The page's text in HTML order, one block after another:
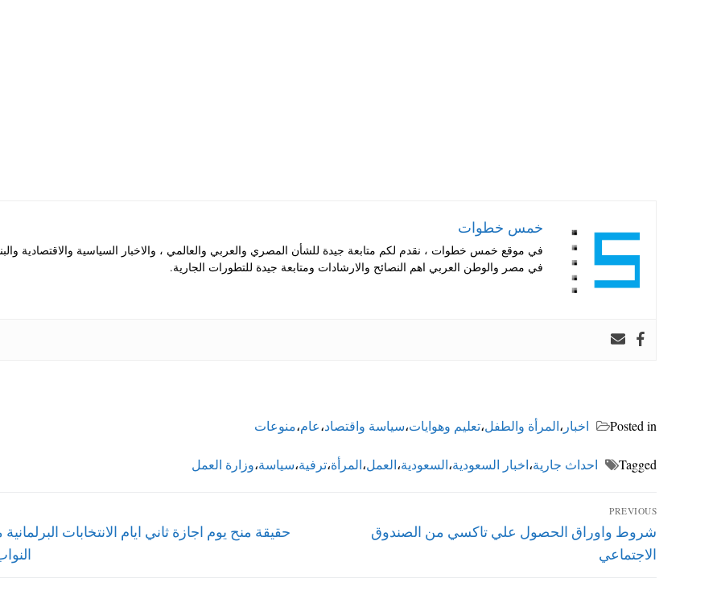
خمس خطوات
في موقع خمس خطوات ، نقدم لكم متابعة جيدة للشأن المصري والعربي والعالمي ، والاخبار السياسية والاقتصادية
في مصر والوطن العربي اهم النصائح والارشادات ومتابعة جيدة للتطورات الجارية.
Posted in اخبار ،المرأة والطفل،تعليم وهوايات،سياسة واقتصاد،عام،منوعات
Tagged احداث جارية،اخبار السعودية،السعودية،العمل،المرأة،ترفية،سياسة،وزارة العمل
تصفّح
المقالات
PREVIOUS
Previous
post:
شروط واوراق الحصول علي تاكسي من الصندوق
الاجتماعي
Next
حقيقة منح يوم اجازة ثاني ايام الانتخابات
النواب